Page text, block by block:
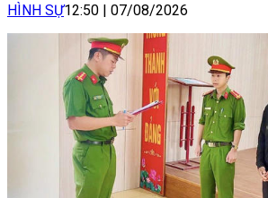
HÌNH SỰ12:50 | 07/08/2026